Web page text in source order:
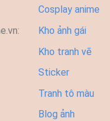
Cosplay anime
Kho ảnh gái
Kho tranh vẽ
Sticker
Tranh tô màu
Blog ảnh